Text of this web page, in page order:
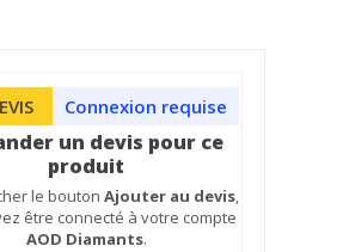
Connexion requise
un devis pour ce
produit
le bouton Ajouter au devis,
être connecté à votre compte
AOD Diamants.